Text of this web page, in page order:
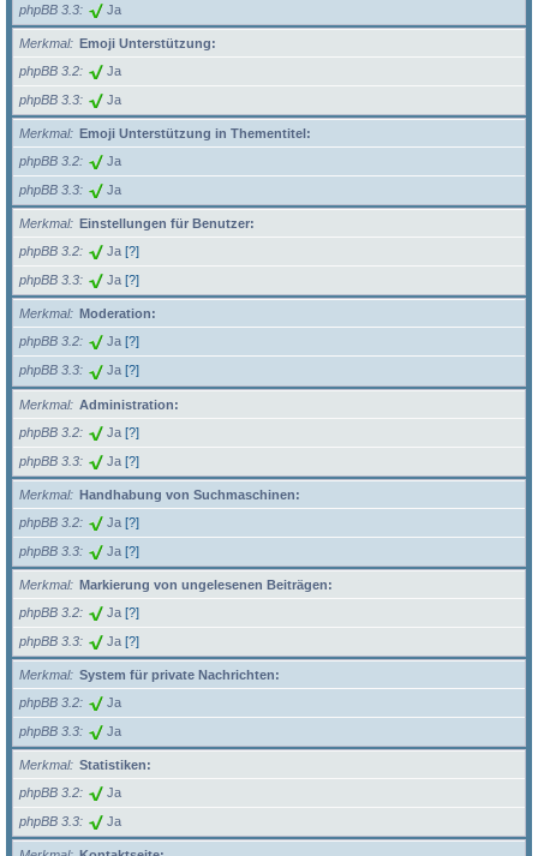
phpBB 3.3 Ja
Merkmal
Emoji Unterstützung:
phpBB 3.2
Ja
phpBB 3.3 Ja
Merkmal
Emoji Unterstützung in Thementitel:
phpBB 3.2
Ja
phpBB 3.3 Ja
Merkmal
Einstellungen für Benutzer:
phpBB 3.2
Ja [?]
phpBB 3.3 Ja [?]
Merkmal
Moderation:
phpBB 3.2
Ja [?]
phpBB 3.3 Ja [?]
Merkmal
Administration:
phpBB 3.2
Ja [?]
phpBB 3.3 Ja [?]
Merkmal
Handhabung von Suchmaschinen:
phpBB 3.2
Ja [?]
phpBB 3.3 Ja [?]
Merkmal
Markierung von ungelesenen Beiträgen:
phpBB 3.2
Ja [?]
phpBB 3.3 Ja [?]
Merkmal
System für private Nachrichten:
phpBB 3.2
Ja
phpBB 3.3 Ja
Merkmal
Statistiken:
phpBB 3.2
Ja
phpBB 3.3 Ja